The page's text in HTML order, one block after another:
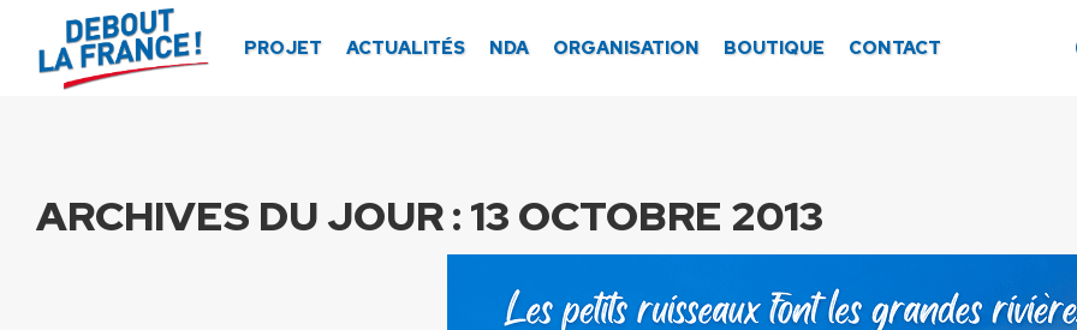
PROJET ACTUALITÉS NDA ORGANISATION BOUTIQUE CONTACT
ARCHIVES DU JOUR : 13 OCTOBRE 2013
Panneau de gestion des cookies